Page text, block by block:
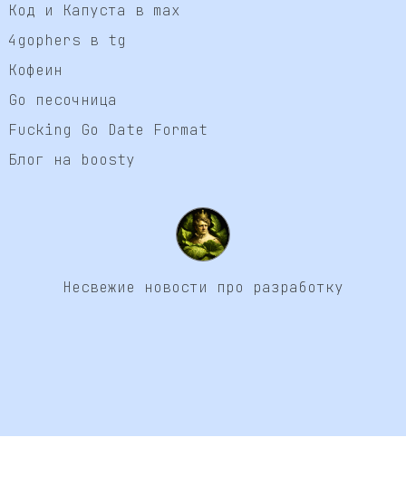
Код и Капуста в max
4gophers в tg
Кофеин
Go песочница
Fucking Go Date Format
Блог на boosty
Несвежие новости про разработку